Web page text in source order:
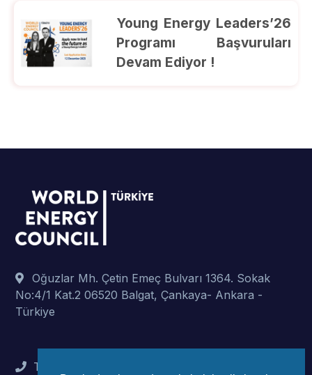
Young Energy Leaders’26
Programı Başvuruları
Devam Ediyor !
Oğuzlar Mh. Çetin Emeç Bulvarı 1364. Sokak
No:4/1 Kat.2 06520 Balgat, Çankaya- Ankara -
Türkiye
Tel : +90 (312) 442 82 78